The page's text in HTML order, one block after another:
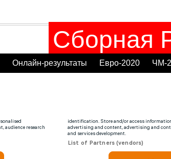
Сборная
Онлайн-результаты Евро-2020 ЧМ-